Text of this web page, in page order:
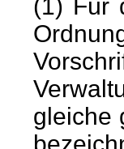
(1) Für
gleiche